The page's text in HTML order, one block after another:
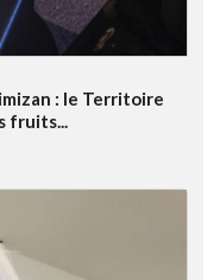
: le Territoire